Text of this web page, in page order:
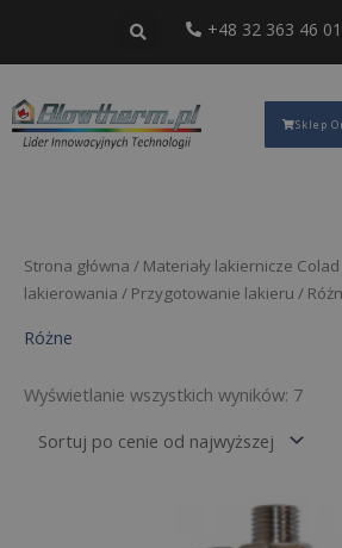
treści
+48 32 363 46 01
Sklep
Strona główna / Materiały lakiernicze Colad
lakierowania / Przygotowanie lakieru /
Różne
Wyświetlanie wszystkich wyników: 7
ceny: